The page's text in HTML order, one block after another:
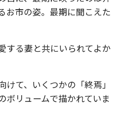
お市の姿。最期に聞こえた
する妻と共にいられてよか
て、いくつかの「終焉」
ボリュームで描かれていま